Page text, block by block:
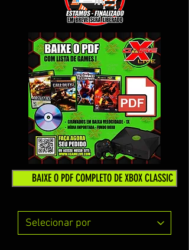
BAIXE O PDF COMPLETO DE XBOX CLASSIC